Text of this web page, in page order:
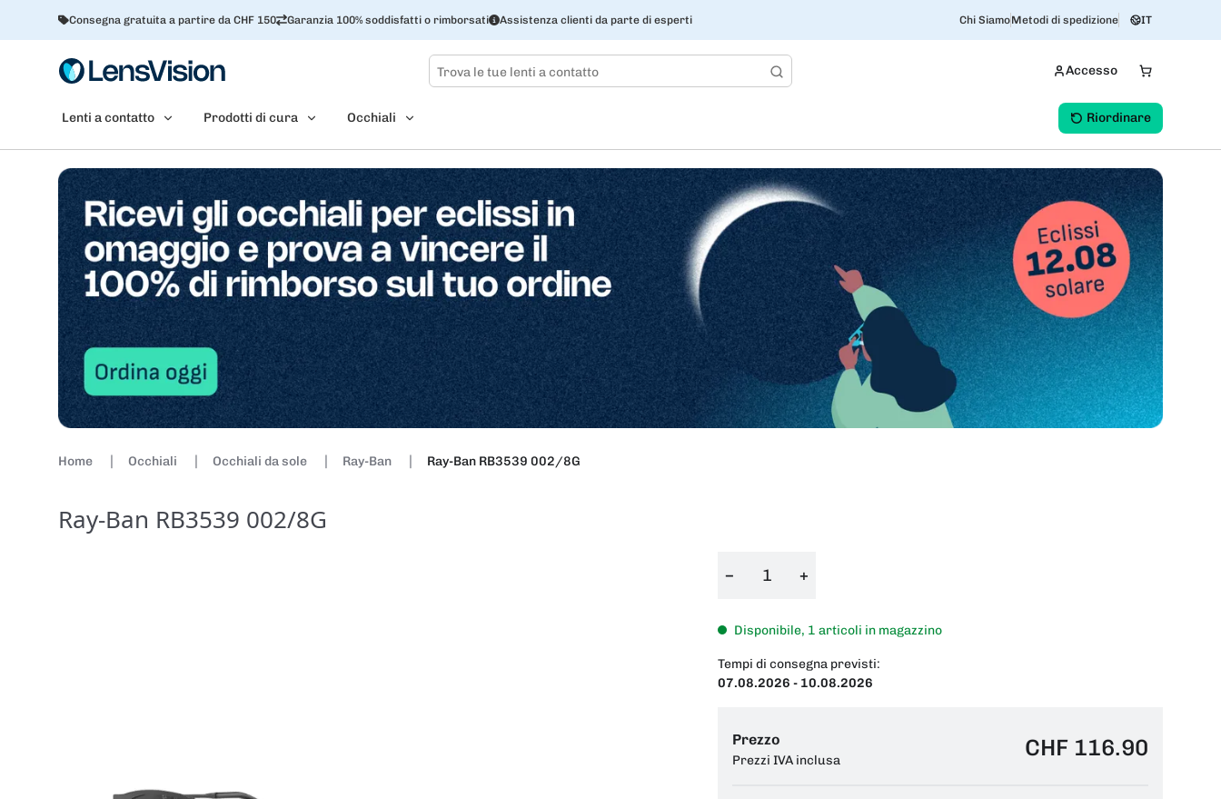
Consegna gratuita a partire da CHF 150 Garanzia 100% soddisfatti o rimborsati Assistenza clienti da parte di esperti Chi SiamoMetodi di spedizione IT
Accesso
Lenti a contatto Prodotti di cura Occhiali Riordinare
Home Occhiali Occhiali da sole Ray-Ban Ray-Ban RB3539 002/8G
Ray-Ban RB3539 002/8G
− +
Disponibile, 1 articoli in magazzino
Tempi di consegna previsti:
07.08.2026 - 10.08.2026
Prezzo
Prezzi IVA inclusa CHF 116.90